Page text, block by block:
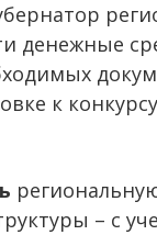
денежные
к
– с